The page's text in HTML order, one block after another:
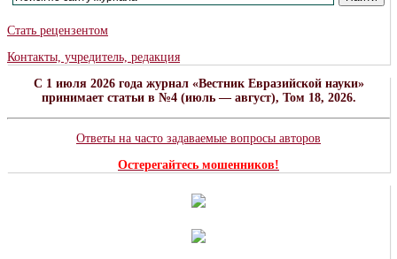
Стать рецензентом
Контакты, учредитель, редакция
C 1 июля 2026 года журнал «Вестник Евразийской науки»
принимает статьи в №4 (июль — август), Том 18, 2026.
Ответы на часто задаваемые вопросы авторов
Остерегайтесь мошенников!